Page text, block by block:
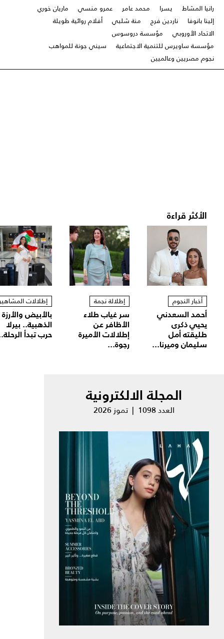
رانيا المشاط
يسرا محمد عامر عمرو منسي
ماريان خوري
إلينا بانوفا
ناردين فرج منة شلبي
أفلام روائية طويلة
الاتحاد الأوروبي
مؤسسة دروسوس
مؤسسة ساويرس للتنمية الاجتماعية
سيني جونة للمواهب
نجوم مصريين وعالميين
الأكثر قراءة
أخبار النجوم
أحمد السعدني
يحيي ذكرى
طليقته أمل
سليمان وميرنا...
إطلالة نجمة
سر غياب طلاء
الأظافر عن
إطلالات الأميرة
رجوة...
إطلالات
بالأبيض والأرزة
الذهبية.. بيرلا
حرب تبدأ
المجلة الالكترونية
العدد 1098 | تموز 2026